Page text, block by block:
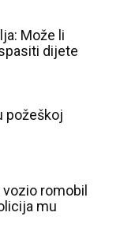
Može li
dijete
požeškoj
romobil
mu